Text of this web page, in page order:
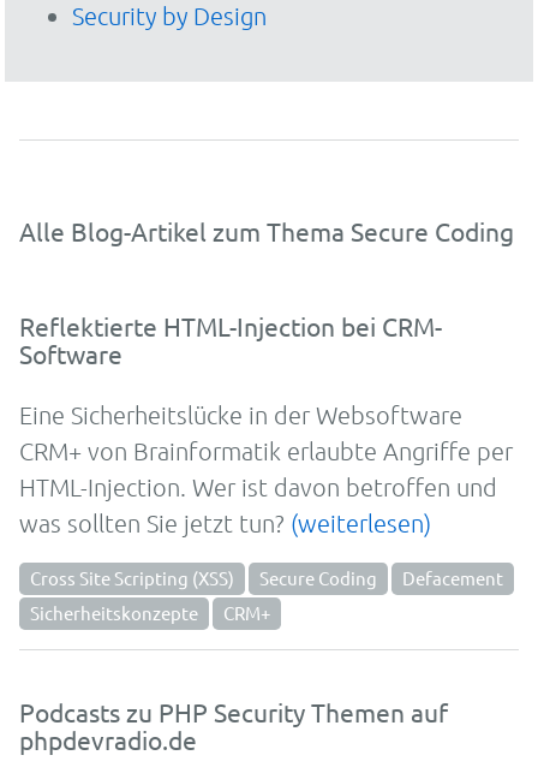
Security by Design
Alle Blog-Artikel zum Thema Secure Coding
Reflektierte HTML-Injection bei CRM-
Software
Eine Sicher­heits­lücke in der Web­soft­ware
CRM+ von Brainformatik er­laubte An­griffe per
HTML-In­jec­tion. Wer ist da­von be­troffen und
was soll­ten Sie jetzt tun? (weiterlesen)
Cross Site Scripting (XSS) Secure Coding
Defacement
Sicherheitskonzepte
CRM+
Podcasts zu PHP Security Themen auf
phpdevradio.de